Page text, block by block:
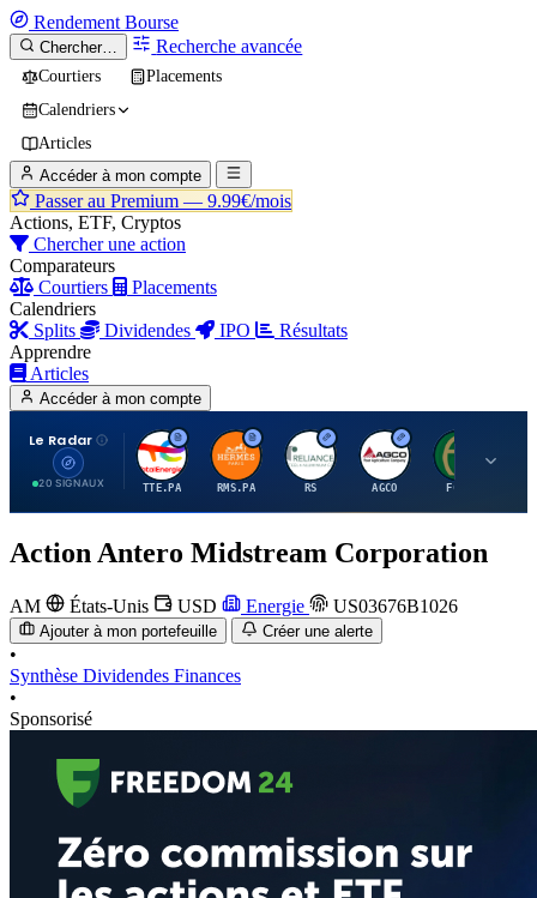
Rendement Bourse
Chercher… Recherche avancée
Courtiers
Placements
Calendriers
Articles
Accéder à mon compte
Passer au Premium — 9.99€/mois
Actions, ETF, Cryptos
Chercher une action
Comparateurs
Courtiers
Placements
Calendriers
Splits
Dividendes IPO
Résultats
Apprendre
Articles
Accéder à mon compte
Le Radar
20 SIGNAUX
T
TTE.PA
H
RMS.PA
R
RS
A
AGCO FCFS
Action Antero Midstream Corporation
AM États-Unis USD Energie US03676B1026
Ajouter à mon portefeuille Créer une alerte
•
Synthèse Dividendes Finances
•
Sponsorisé